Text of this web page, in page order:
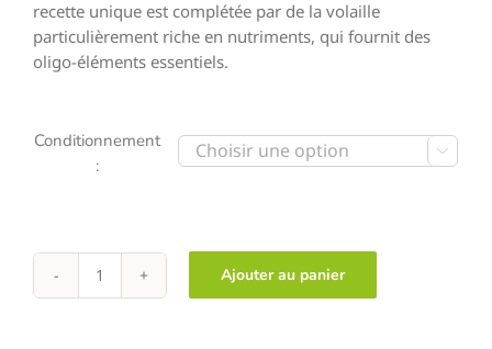
recette unique est complétée par de la volaille
particulièrement riche en nutriments, qui fournit des
oligo-éléments essentiels.
Conditionnement
:

quantité
Ajouter au panier